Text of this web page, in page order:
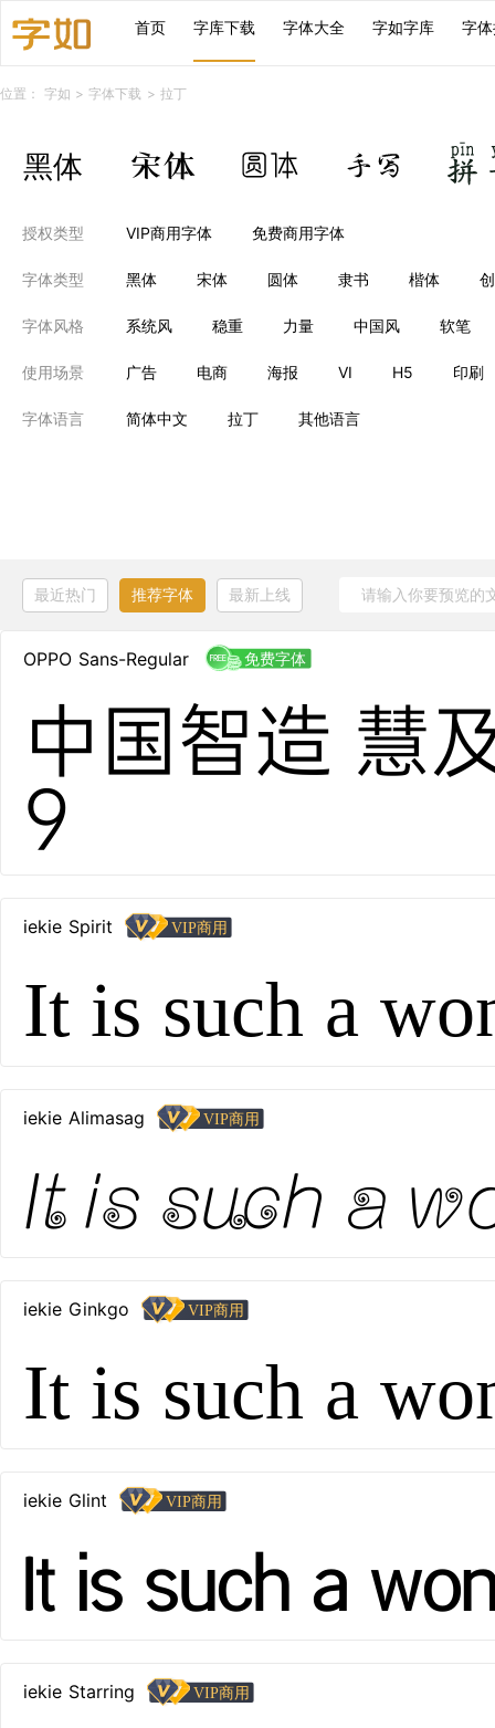
首页 字库下载 字体大全 字如字库 字
位置： 字如 > 字体下载 > 拉丁
授权类型 VIP商用字体 免费商用字体
字体类型 黑体 宋体 圆体 隶书 楷体
字体风格 系统风 稳重 力量 中国风 软笔
使用场景 广告 电商 海报 VI H5 印刷
字体语言 简体中文 拉丁 其他语言
最近热门 推荐字体 最新上线
OPPO Sans-Regular
中国智造 慧
9
iekie Spirit
It is such a
iekie Alimasag
It is such a
iekie Ginkgo
It is such a
iekie Glint
It is such a
iekie Starring